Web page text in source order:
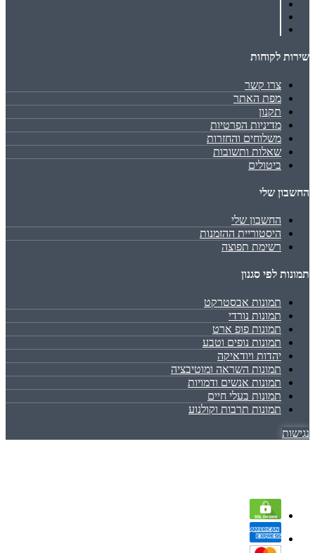
שירות לקוחות
צרו קשר
מפת האתר
תקנון
מדיניות הפרטיות
משלוחים והחזרות
שאלות ותשובות
ביטולים
החשבון שלי
החשבון שלי
היסטוריית ההזמנות
רשימת תפוצה
תמונות לפי סגנון
תמונות אבסטרקט
תמונות נורדי
תמונות פופ ארט
תמונות נופים וטבע
יהדות ויודאיקה
תמונות השראה ומוטיבציה
תמונות אנשים ודמויות
תמונות בעלי חיים
תמונות תרבות וקולנוע
נגישות